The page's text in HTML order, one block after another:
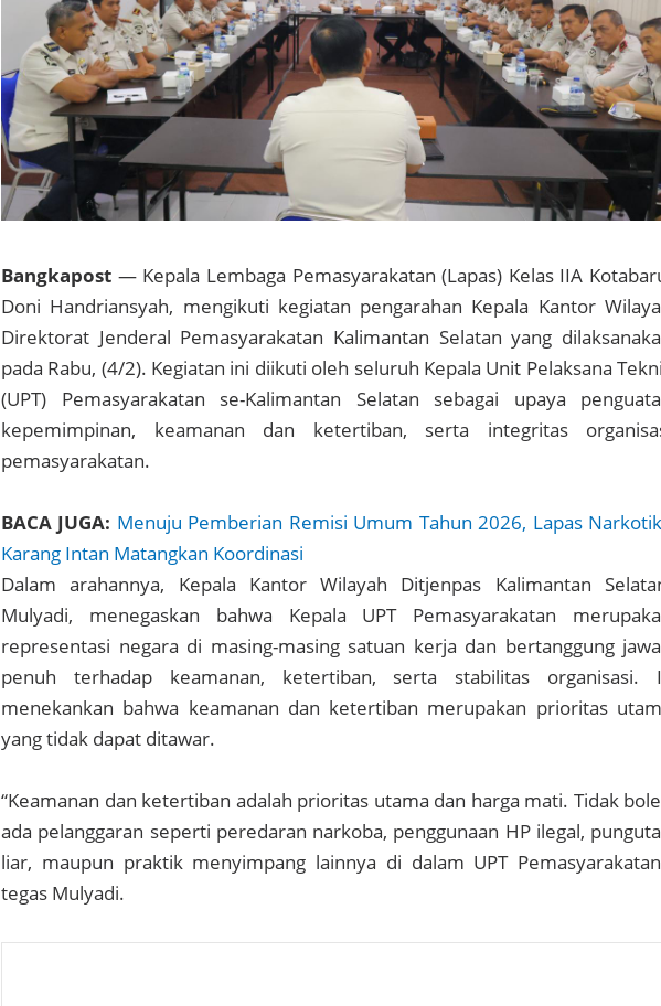
Bangkapost — Kepala Lembaga Pemasyarakatan (Lapas) Kelas IIA
Doni Handriansyah, mengikuti kegiatan pengarahan Kepala Kantor
Direktorat Jenderal Pemasyarakatan Kalimantan Selatan yang
pada Rabu, (4/2). Kegiatan ini diikuti oleh seluruh Kepala Unit Pelaksana
(UPT) Pemasyarakatan se-Kalimantan Selatan sebagai upaya
kepemimpinan, keamanan dan ketertiban, serta integritas
pemasyarakatan.
BACA JUGA: Menuju Pemberian Remisi Umum Tahun 2026, Lapas
Karang Intan Matangkan Koordinasi
Dalam arahannya, Kepala Kantor Wilayah Ditjenpas Kalimantan
Mulyadi, menegaskan bahwa Kepala UPT Pemasyarakatan
representasi negara di masing-masing satuan kerja dan bertanggung
penuh terhadap keamanan, ketertiban, serta stabilitas organisasi.
menekankan bahwa keamanan dan ketertiban merupakan prioritas
yang tidak dapat ditawar.
“Keamanan dan ketertiban adalah prioritas utama dan harga mati. Tidak
ada pelanggaran seperti peredaran narkoba, penggunaan HP ilegal,
liar, maupun praktik menyimpang lainnya di dalam UPT
tegas Mulyadi.